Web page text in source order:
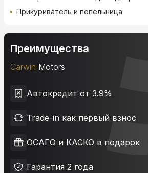
Прикуриватель и пепельница
Преимущества
Carwin Motors
Автокредит от 3.9%
Trade-in как первый взнос
ОСАГО и КАСКО в подарок
Гарантия 2 года